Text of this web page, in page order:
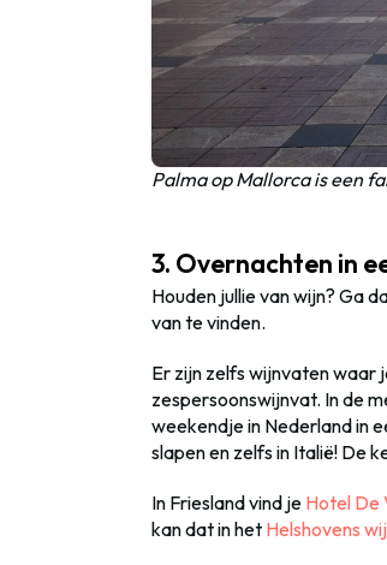
Palma op Mallorca is een
3. Overnachten in
Houden jullie van wijn? Ga
van te vinden.
Er zijn zelfs wijnvaten waar
zespersoonswijnvat. In de
weekendje in Nederland in
slapen en zelfs in Italië! De
In Friesland vind je Hotel De
kan dat in het Helshovens